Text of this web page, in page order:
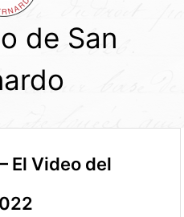
de San
El Video del